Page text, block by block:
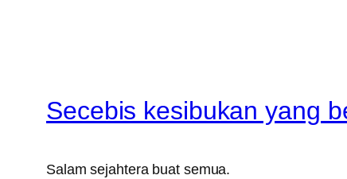
Secebis kesibukan yang
Salam sejahtera buat semua.